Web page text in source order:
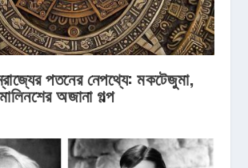
পতনের নেপথ্যে: মকটেজুমা,
অজানা গল্প